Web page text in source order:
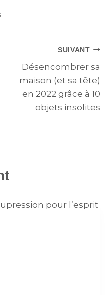
SUIVANT
Désencombrer sa
maison (et sa tête)
en 2022 grâce à 10
objets insolites